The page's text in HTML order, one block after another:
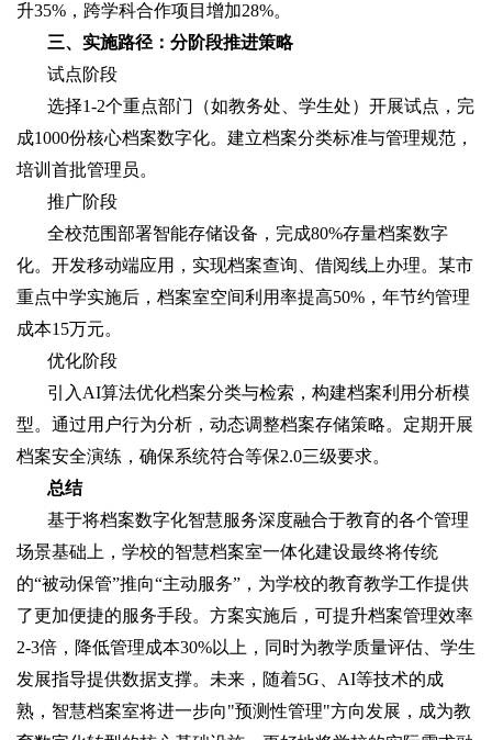
升35%，跨学科合作项目增加28%。
三、实施路径：分阶段推进策略
试点阶段
选择1-2个重点部门（如教务处、学生处）开展试点，完
成1000份核心档案数字化。建立档案分类标准与管理规范，
培训首批管理员。
推广阶段
全校范围部署智能存储设备，完成80%存量档案数字
化。开发移动端应用，实现档案查询、借阅线上办理。某市
重点中学实施后，档案室空间利用率提高50%，年节约管理
成本15万元。
优化阶段
引入AI算法优化档案分类与检索，构建档案利用分析模
型。通过用户行为分析，动态调整档案存储策略。定期开展
档案安全演练，确保系统符合等保2.0三级要求。
总结
基于将档案数字化智慧服务深度融合于教育的各个管理
场景基础上，学校的智慧档案室一体化建设最终将传统
的“被动保管”推向“主动服务”，为学校的教育教学工作提供
了更加便捷的服务手段。方案实施后，可提升档案管理效率
2-3倍，降低管理成本30%以上，同时为教学质量评估、学生
发展指导提供数据支撑。未来，随着5G、AI等技术的成
熟，智慧档案室将进一步向"预测性管理"方向发展，成为教